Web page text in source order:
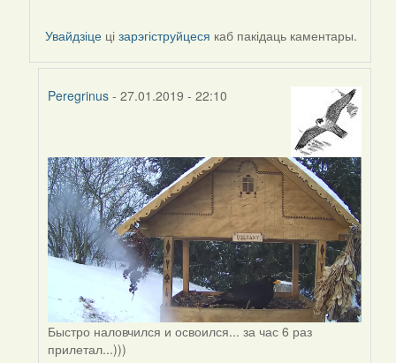
Увайдзіце цізарэгіструйцеся каб пакідаць каментары.
Peregrinus- 27.01.2019 - 22:10
to
by
Peregrinus
Быстро наловчился и освоился... за час 6 раз
прилетал...)))